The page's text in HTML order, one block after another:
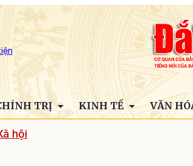
TRỊ KINH TẾ VĂN
hội